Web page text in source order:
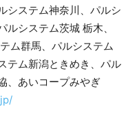
システム神奈川、パルシ
システム茨城 栃木、
ム群馬、パルシステム
テム新潟ときめき、パル
、あいコープみやぎ